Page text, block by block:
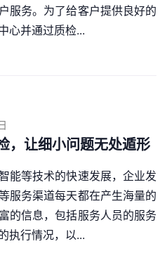
服务。为了给客户提供良好的
心并通过质检...
，让细小问题无处遁形
能等技术的快速发展，企业发
服务渠道每天都在产生海量的
的信息，包括服务人员的服务
执行情况，以...